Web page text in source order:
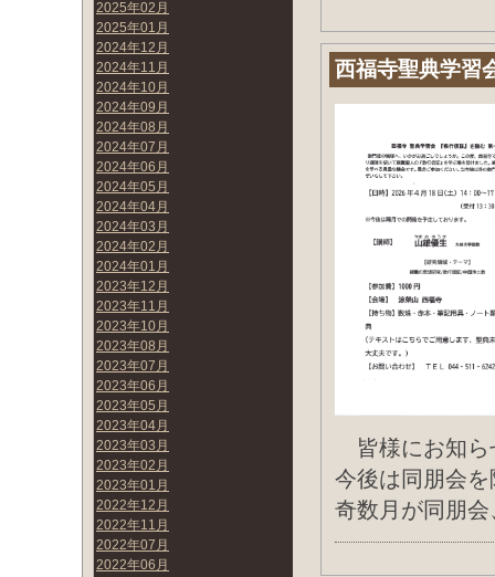
2025年02月
2025年01月
2024年12月
2024年11月
2024年10月
2024年09月
2024年08月
2024年07月
2024年06月
2024年05月
2024年04月
2024年03月
2024年02月
2024年01月
2023年12月
2023年11月
2023年10月
2023年08月
2023年07月
2023年06月
2023年05月
2023年04月
2023年03月
2023年02月
2023年01月
2022年12月
2022年11月
2022年07月
2022年06月
西福寺聖典学習
皆様にお知ら
今後は同朋会
奇数月が同朋